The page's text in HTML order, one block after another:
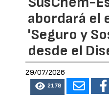
abordará el
'Seguro y
desde el
29/07/2026
2178